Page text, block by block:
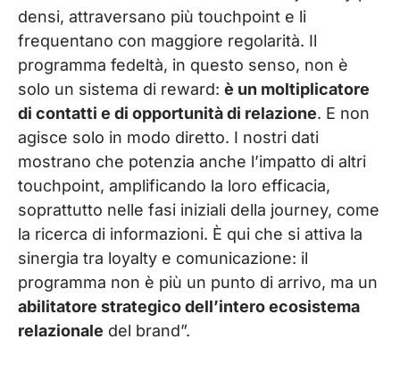
densi, attraversano più touchpoint e li
frequentano con maggiore regolarità. Il
programma fedeltà, in questo senso, non è
solo un sistema di reward: è un moltiplicatore
di contatti e di opportunità di relazione. E non
agisce solo in modo diretto. I nostri dati
mostrano che potenzia anche l’impatto di altri
touchpoint, amplificando la loro efficacia,
soprattutto nelle fasi iniziali della journey, come
la ricerca di informazioni. È qui che si attiva la
sinergia tra loyalty e comunicazione: il
programma non è più un punto di arrivo, ma un
abilitatore strategico dell’intero ecosistema
relazionale del brand”.